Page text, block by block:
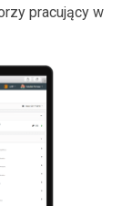
pracujący w